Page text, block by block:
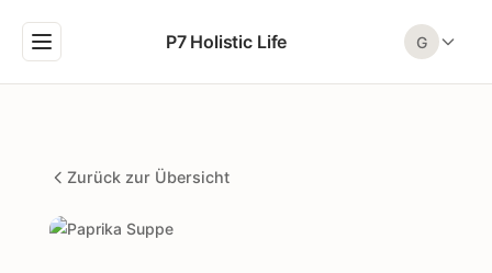
P7 Holistic Life G
Zurück zur Übersicht